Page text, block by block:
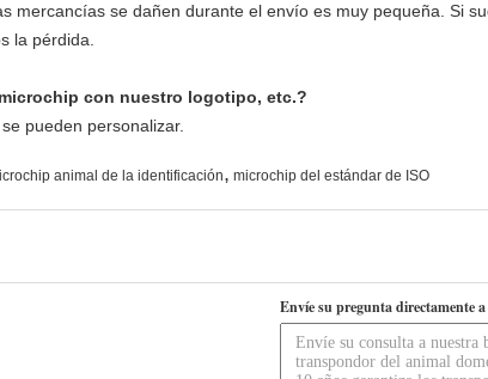
mercancías se dañen durante el envío es muy pequeña. Si
la pérdida.
con nuestro logotipo, etc.?
pueden personalizar.
animal de la identificación, microchip del estándar de ISO
Envíe su pregunta directamente